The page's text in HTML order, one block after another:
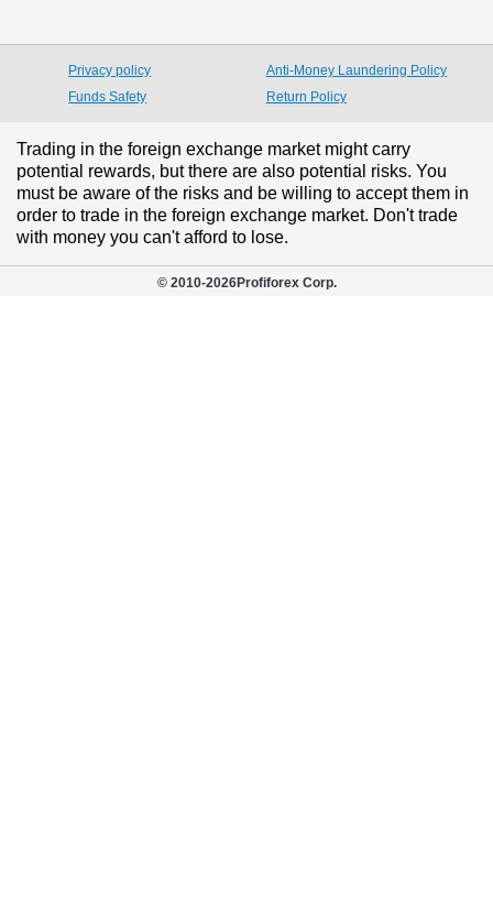
Privacy policy
Anti-Money Laundering Policy
Funds Safety
Return Policy
© 2010-2026Profiforex Corp.
Trading in the foreign exchange market might carry
potential rewards, but there are also potential risks. You
must be aware of the risks and be willing to accept them in
order to trade in the foreign exchange market. Don't trade
with money you can't afford to lose.